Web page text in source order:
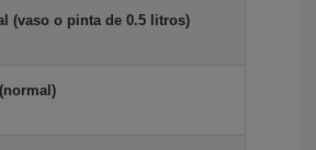
(vaso o pinta de 0.5 litros)